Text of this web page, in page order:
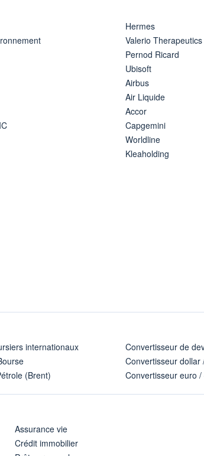
Hermes
Valerio Therapeutics
Pernod Ricard
Ubisoft
Airbus
Air Liquide
Accor
Capgemini
Worldline
Kleaholding
internationaux
(Brent)
Convertisseur de
Convertisseur dollar
Convertisseur euro /
Assurance vie
Crédit immobilier